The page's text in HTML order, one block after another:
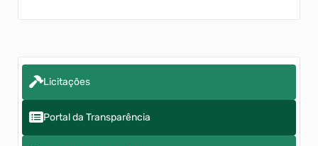
Licitações
Portal da Transparência